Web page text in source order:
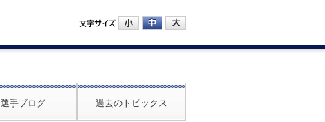
選手ブログ 過去のトピックス